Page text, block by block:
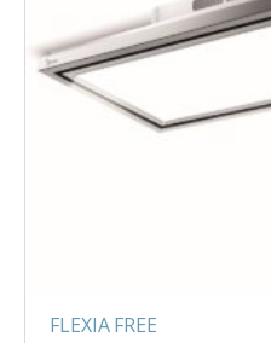
FLEXIA FREE